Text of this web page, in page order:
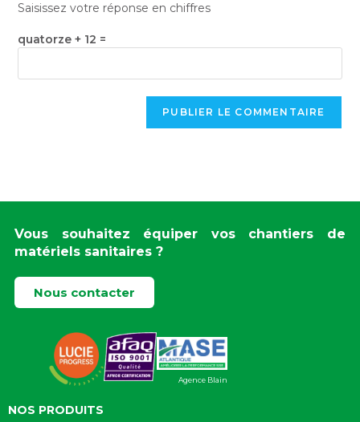
Saisissez votre réponse en chiffres
quatorze + 12 =
Vous souhaitez équiper vos chantiers de
matériels sanitaires ?
Nous contacter
Agence Blain
NOS PRODUITS